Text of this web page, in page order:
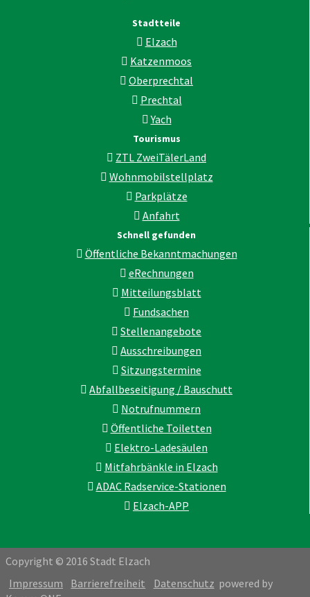
Stadtteile
Elzach
Katzenmoos
Oberprechtal
Prechtal
Yach
Tourismus
ZTL ZweiTälerLand
Wohnmobilstellplatz
Parkplätze
Anfahrt
Schnell gefunden
Öffentliche Bekanntmachungen
eRechnungen
Mitteilungsblatt
Fundsachen
Stellenangebote
Ausschreibungen
Sitzungstermine
Abfallbeseitigung / Bauschutt
Notrufnummern
Öffentliche Toiletten
Elektro-Ladesäulen
Mitfahrbänkle in Elzach
ADAC Radservice-Stationen
Elzach-APP
Copyright © 2016 Stadt Elzach
Impressum
Barrierefreiheit Datenschutz powered by